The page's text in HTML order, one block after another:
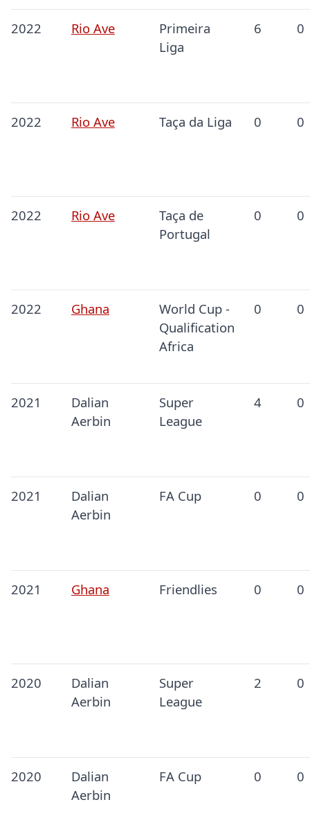
2022 Rio Ave
Primeira
Liga
6 0
2022 Rio Ave Taça da Liga 0 0
2022 Rio Ave
Taça de
Portugal
0 0
2022 Ghana
World Cup -
Qualification
Africa
0 0
2021
Dalian
Aerbin
Super
League
4 0
2021
Dalian
Aerbin
FA Cup 0 0
2021 Ghana Friendlies 0 0
2020
Dalian
Aerbin
Super
League
2 0
2020
Dalian
Aerbin
FA Cup 0 0